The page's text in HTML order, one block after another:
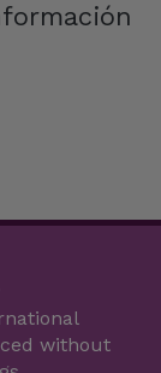
without